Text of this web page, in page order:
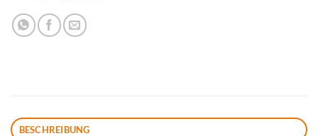
BESCHREIBUNG